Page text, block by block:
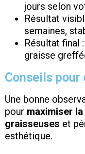
jours selon
Résultat
semaines,
Résultat final
graisse
Conseils
Une bonne
pour maximiser
graisseuses et
esthétique.